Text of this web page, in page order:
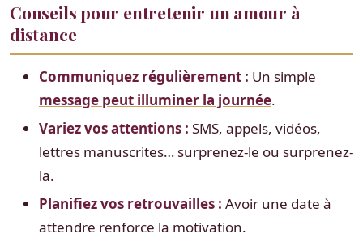
Conseils pour entretenir un amour à
distance
Communiquez régulièrement : Un simple
message peut illuminer la journée.
Variez vos attentions : SMS, appels, vidéos,
lettres manuscrites… surprenez-le ou surprenez-
la.
Planifiez vos retrouvailles : Avoir une date à
attendre renforce la motivation.